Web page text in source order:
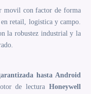
movil con factor de forma
retail, logistica y campo.
la robustez industrial y la
hasta Android
de lectura Honeywell